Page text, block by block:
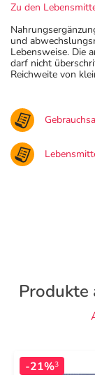
Zu den
und
Lebensweise. Die
darf nicht
Reichweite von
-21%3